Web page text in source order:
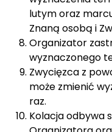
lutym oraz
Znaną osobą i
Organizator
wyznaczonego
Zwycięzca z
może zmienić
raz.
Kolacja odbywa